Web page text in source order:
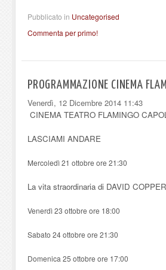
Pubblicato in Uncategorised
Commenta per primo!
PROGRAMMAZIONE CINEMA
Venerdì, 12 Dicembre 2014 11:43
CINEMA TEATRO FLAMINGO
LASCIAMI ANDARE
Mercoledì 21 ottobre ore 21:30
La vita straordinaria di DAVID
Venerdì 23 ottobre ore 18:00
Sabato 24 ottobre ore 21:30
Domenica 25 ottobre ore 17:00